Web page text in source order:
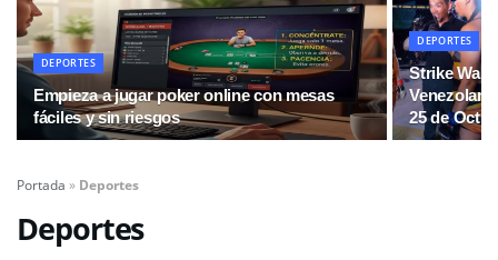
DEPORTES
Empieza a jugar poker online con mesas
fáciles y sin riesgos
DEPORTES
Strike
25 de
Portada » Deportes
Deportes